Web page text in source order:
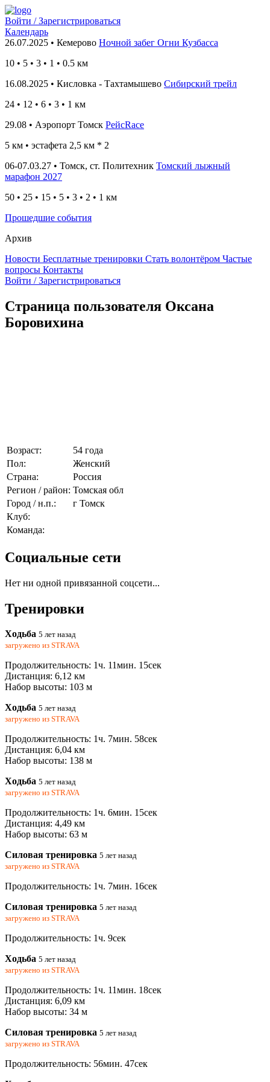
Войти / Зарегистрироваться
Календарь
26.07.2025 • Кемерово Ночной забег Огни Кузбасса
10 • 5 • 3 • 1 • 0.5 км
16.08.2025 • Кисловка - Тахтамышево Сибирский трейл
24 • 12 • 6 • 3 • 1 км
29.08 • Аэропорт Томск РейсRace
5 км • эстафета 2,5 км * 2
06-07.03.27 • Томск, ст. Политехник Томский лыжный
марафон 2027
50 • 25 • 15 • 5 • 3 • 2 • 1 км
Прошедшие события
Архив
Новости Бесплатные тренировки Стать волонтёром Частые
вопросы Контакты
Войти / Зарегистрироваться
Страница пользователя Оксана
Боровихина
Возраст:
54 года
Пол:
Женский
Страна:
Россия
Регион / район: Томская обл
Город / н.п.:
г Томск
Клуб:
Команда:
Социальные сети
Нет ни одной привязанной соцсети...
Тренировки
Ходьба 5 лет назад
загружено из STRAVA
Продолжительность: 1ч. 11мин. 15сек
Дистанция: 6,12 км
Набор высоты: 103 м
Ходьба 5 лет назад
загружено из STRAVA
Продолжительность: 1ч. 7мин. 58сек
Дистанция: 6,04 км
Набор высоты: 138 м
Ходьба 5 лет назад
загружено из STRAVA
Продолжительность: 1ч. 6мин. 15сек
Дистанция: 4,49 км
Набор высоты: 63 м
Силовая тренировка 5 лет назад
загружено из STRAVA
Продолжительность: 1ч. 7мин. 16сек
Силовая тренировка 5 лет назад
загружено из STRAVA
Продолжительность: 1ч. 9сек
Ходьба 5 лет назад
загружено из STRAVA
Продолжительность: 1ч. 11мин. 18сек
Дистанция: 6,09 км
Набор высоты: 34 м
Силовая тренировка 5 лет назад
загружено из STRAVA
Продолжительность: 56мин. 47сек